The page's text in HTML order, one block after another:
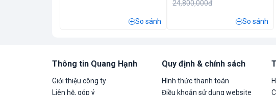
So sánh
24,800,000đ
So sánh
Thông tin Quang Hạnh
Giới thiệu công ty
Liên hệ, góp ý
Quy định & chính sách
Hình thức thanh toán
Điều khoản sử dụng website